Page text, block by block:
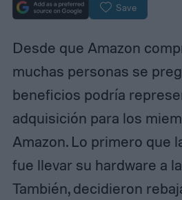
Save
Desde que Amazon
muchas personas se
beneficios podría
adquisición para los
Amazon. Lo primero que
fue llevar su hardware a
También, decidieron